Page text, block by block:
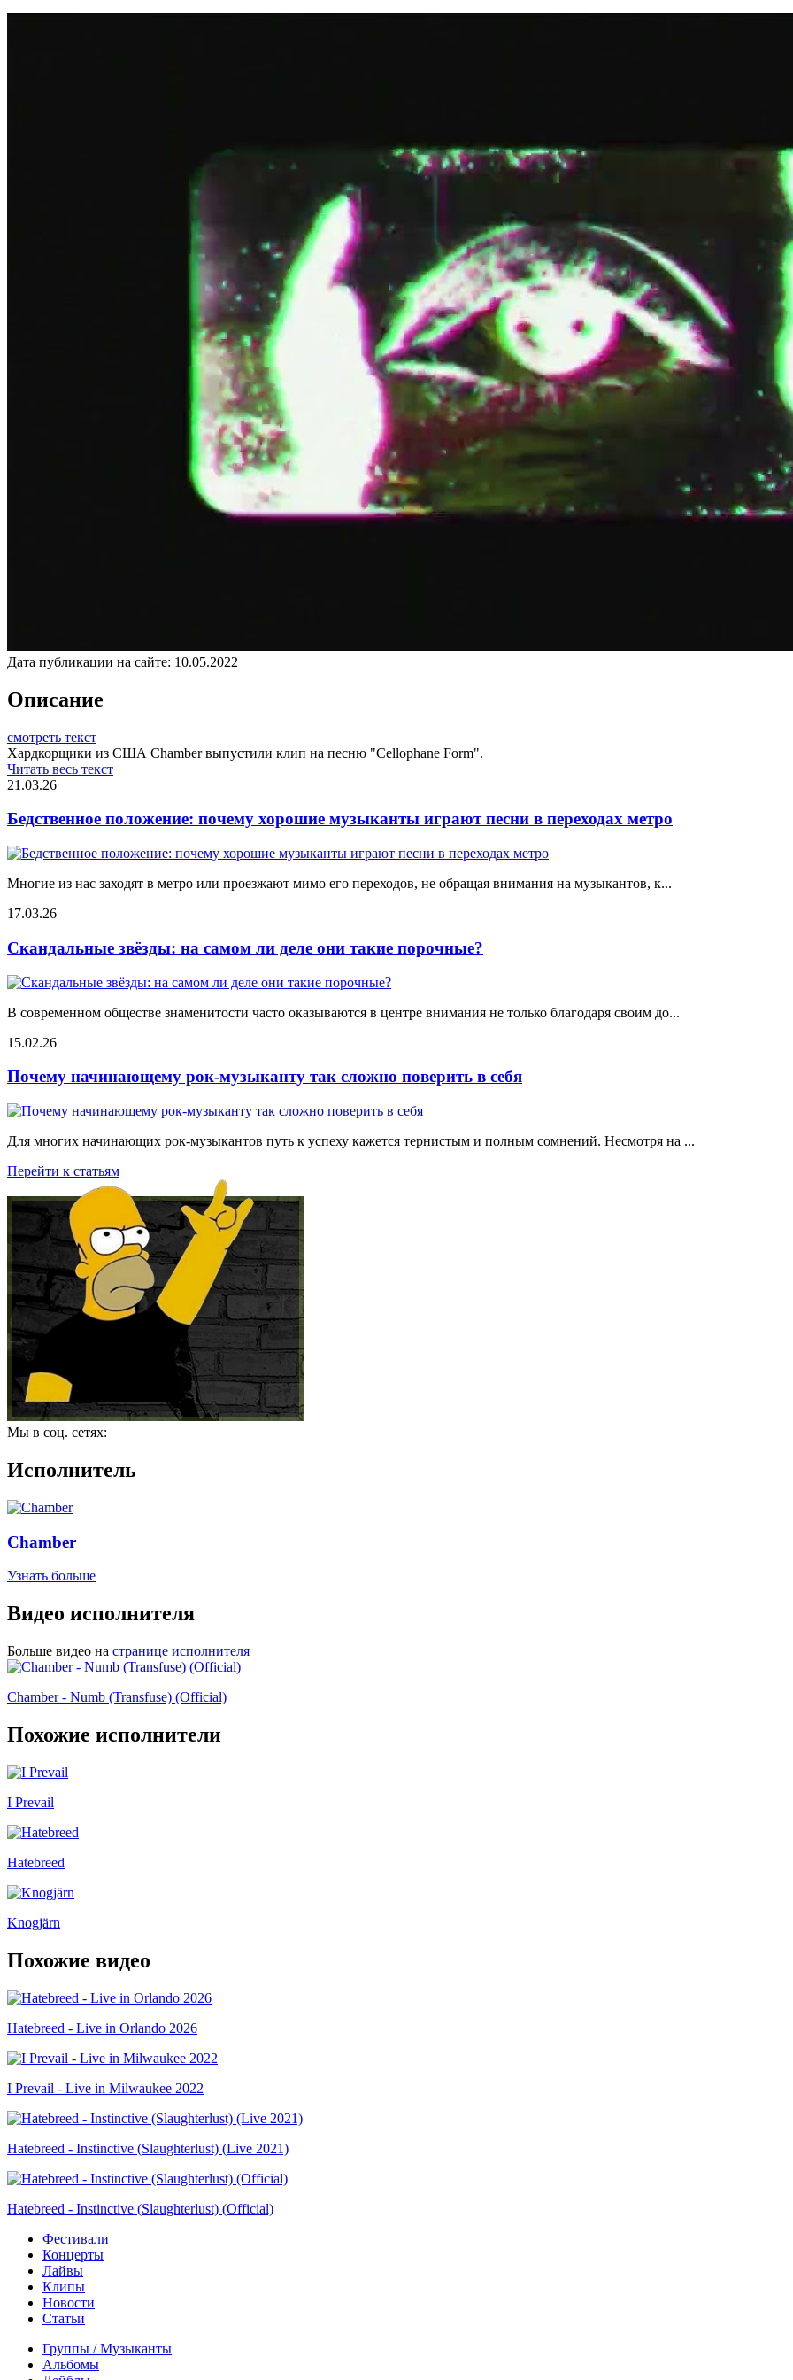
Дата публикации на сайте: 10.05.2022
Описание
смотреть текст
Хардкорщики из США Chamber выпустили клип на песню "Cellophane Form".
Читать весь текст
21.03.26
Бедственное положение: почему хорошие музыканты играют песни в переходах метро
Многие из нас заходят в метро или проезжают мимо его переходов, не обращая внимания на музыкантов, к...
17.03.26
Скандальные звёзды: на самом ли деле они такие порочные?
В современном обществе знаменитости часто оказываются в центре внимания не только благодаря своим до...
15.02.26
Почему начинающему рок-музыканту так сложно поверить в себя
Для многих начинающих рок-музыкантов путь к успеху кажется тернистым и полным сомнений. Несмотря на ...
Перейти к статьям
Мы в соц. сетях:
Исполнитель
Chamber
Узнать больше
Видео исполнителя
Больше видео на странице исполнителя
Chamber - Numb (Transfuse) (Official)
Похожие исполнители
I Prevail
Hatebreed
Knogjärn
Похожие видео
Hatebreed - Live in Orlando 2026
I Prevail - Live in Milwaukee 2022
Hatebreed - Instinctive (Slaughterlust) (Live 2021)
Hatebreed - Instinctive (Slaughterlust) (Official)
Фестивали
Концерты
Лайвы
Клипы
Новости
Статьи
Группы / Музыканты
Альбомы